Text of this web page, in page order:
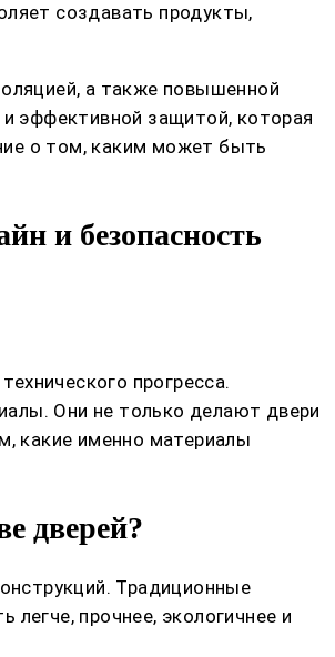
создавать продукты,
а также повышенной
эффективной защитой, которая
о том, каким может быть
и безопасность
прогресса.
Они не только делают двери
какие именно материалы
дверей?
Традиционные
прочнее, экологичнее и